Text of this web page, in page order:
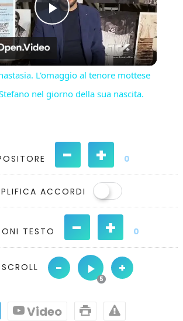
Play
Video
L'omaggio al tenore mottese
nel giorno della sua nascita.
- + 0
ACCORDI
TESTO - + 0
- +
Video